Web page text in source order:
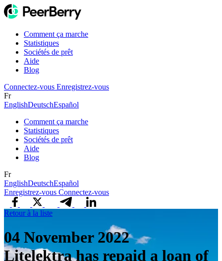
Comment ça marche
Statistiques
Sociétés de prêt
Aide
Blog
Connectez-vous Enregistrez-vous
Fr
EnglishDeutschEspañol
Comment ça marche
Statistiques
Sociétés de prêt
Aide
Blog
Fr
EnglishDeutschEspañol
Enregistrez-vous Connectez-vous
Retour à la liste
04 November 2022
Litelektra has repaid a loan of